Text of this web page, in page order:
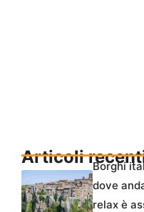
Articoli
Borghi
dove
relax è